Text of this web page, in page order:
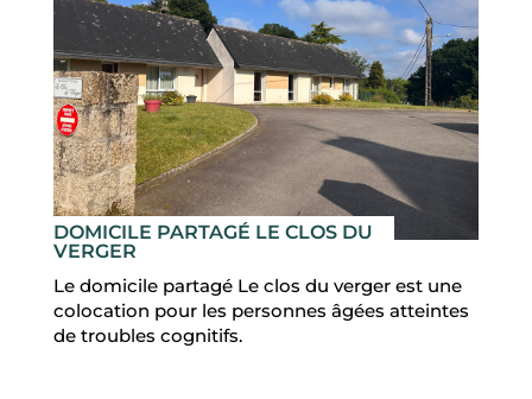
DOMICILE PARTAGÉ LE CLOS DU
VERGER
Le domicile partagé Le clos du verger est une
colocation pour les personnes âgées atteintes
de troubles cognitifs.